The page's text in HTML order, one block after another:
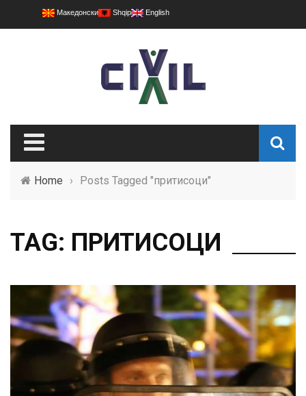
Македонски Shqip English
Home › Posts Tagged "притисоци"
TAG: ПРИТИСОЦИ